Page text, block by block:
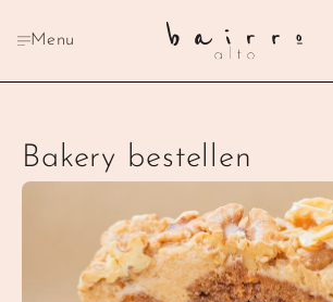
Menu
Bakery bestellen